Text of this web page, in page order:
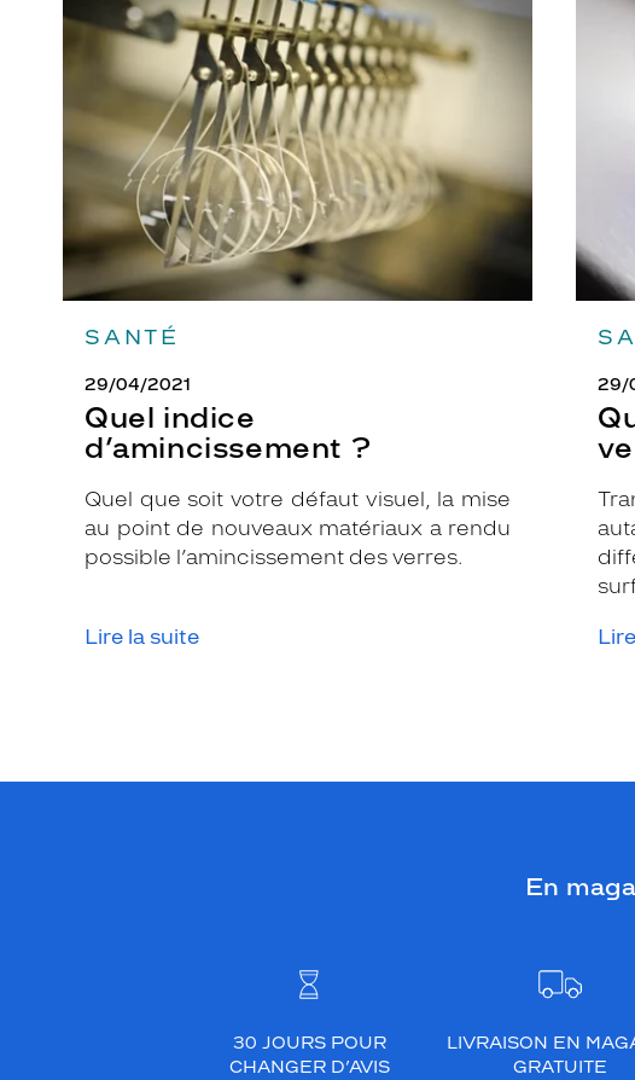
SANTÉ
29/04/2021
Quel indice
d’amincissement ?
Quel que soit votre défaut visuel, la mise
au point de nouveaux matériaux a rendu
possible l’amincissement des verres.
Lire la suite
indice
d’amincissement
29/
En
30 JOURS POUR
CHANGER D’AVIS
LIVRAISON EN
GRATUITE